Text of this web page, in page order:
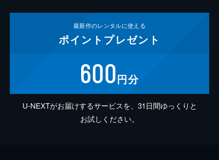
最新作のレンタルに使える
ポイント プレゼント
600円分
U-NEXTがお届けするサービスを、31日間ゆっくりと
お試しください。